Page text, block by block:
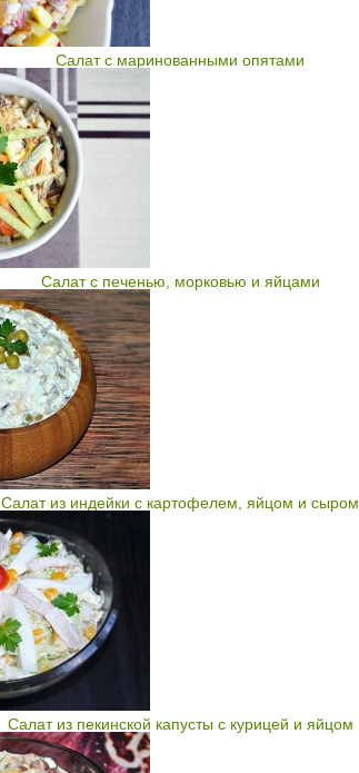
Салат с маринованными опятами
Салат с печенью, морковью и яйцами
Салат из индейки с картофелем, яйцом и сыром
Салат из пекинской капусты с курицей и яйцом